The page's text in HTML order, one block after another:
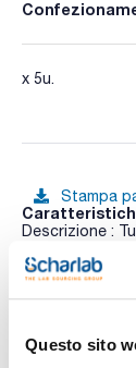
Questo sito
x 5u.
Stampa
Descrizione :
Dimensioni (mm)
Diametro
Camera (µm) :
Conf. (unità) : 5